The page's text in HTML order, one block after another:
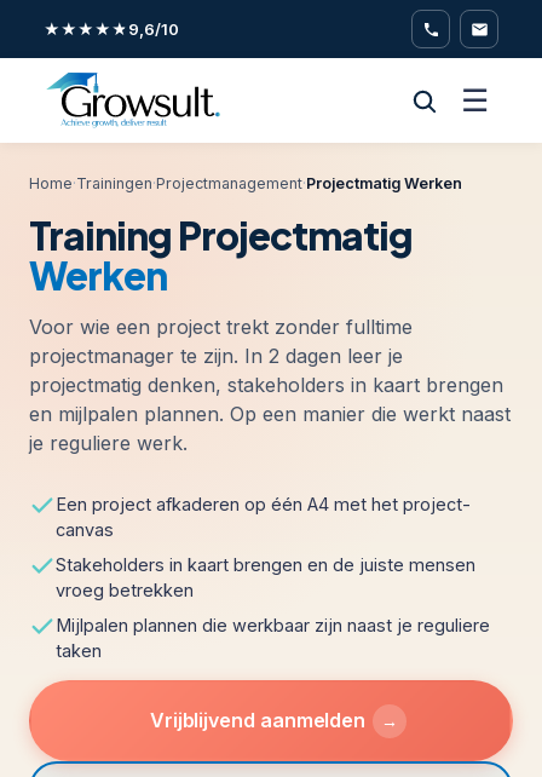
★★★★★9,6/10
☰
Home·Trainingen·Projectmanagement·Projectmatig Werken
Training Projectmatig
Werken
Voor wie een project trekt zonder fulltime
projectmanager te zijn. In 2 dagen leer je
projectmatig denken, stakeholders in kaart brengen
en mijlpalen plannen. Op een manier die werkt naast
je reguliere werk.
Een project afkaderen op één A4 met het project-
canvas
Stakeholders in kaart brengen en de juiste mensen
vroeg betrekken
Mijlpalen plannen die werkbaar zijn naast je reguliere
taken
Vrijblijvend aanmelden →